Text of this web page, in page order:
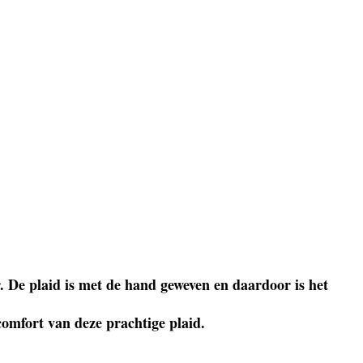
plaid is met de hand geweven en daardoor is het
van deze prachtige plaid.